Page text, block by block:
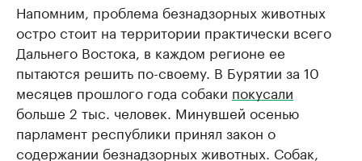
Напомним, проблема безнадзорных животных
остро стоит на территории практически всего
Дальнего Востока, в каждом регионе ее
пытаются решить по-своему. В Бурятии за 10
месяцев прошлого года собаки покусали
больше 2 тыс. человек. Минувшей осенью
парламент республики принял закон о
содержании безнадзорных животных. Собак,